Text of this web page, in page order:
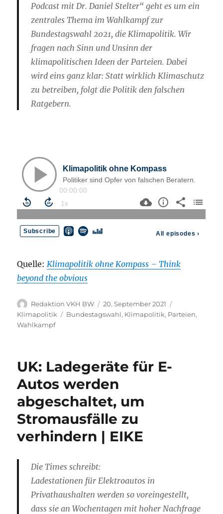
Podcast mit Dr. Daniel Stelter“ geht es um ein
zentrales Thema im Wahlkampf zur
Bundestagswahl 2021, die Klimapolitik. Wir
fragen nach Sinn und Unsinn der
klimapolitischen Ideen der Parteien. Dabei
wird eins ganz klar: Statt wirklich Klimaschutz
zu betreiben, folgt die Politik den falschen
Ratgebern.
Quelle: Klimapolitik ohne Kompass – Think
beyond the obvious
Autor
Redaktion VKH BW
Veröffentlicht
am
20. September 2021
Klimapolitik
Schlagwörter
Bundestagswahl, Klimapolitik, Parteien,
Wahlkampf
UK: Ladegeräte für E-
Autos werden
abgeschaltet, um
Stromausfälle zu
verhindern | EIKE
Die Times schreibt:
Ladestationen für Elektroautos in
Privathaushalten werden so voreingestellt,
dass sie an Wochentagen mit hoher Nachfrage